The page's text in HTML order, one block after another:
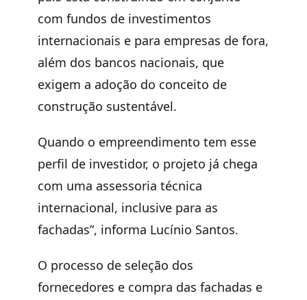
com fundos de investimentos
internacionais e para empresas de fora,
além dos bancos nacionais, que
exigem a adoção do conceito de
construção sustentável.
Quando o empreendimento tem esse
perfil de investidor, o projeto já chega
com uma assessoria técnica
internacional, inclusive para as
fachadas”, informa Lucínio Santos.
O processo de seleção dos
fornecedores e compra das fachadas e